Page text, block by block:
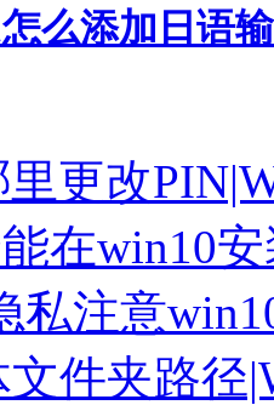
么添加日语
更改
在win10
私注意
件夹路径